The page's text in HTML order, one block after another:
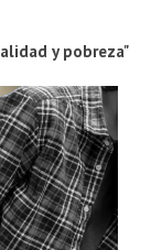
y pobreza"